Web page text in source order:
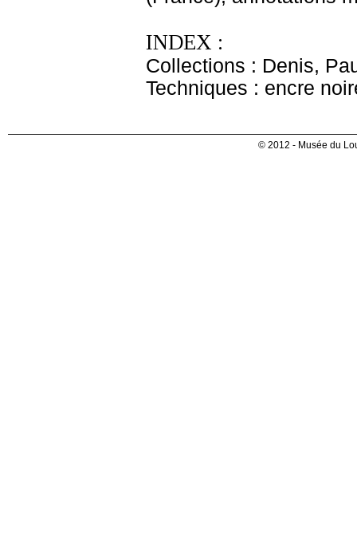
INDEX :
Collections : Denis,
Techniques : encre
© 2012 - Musée du